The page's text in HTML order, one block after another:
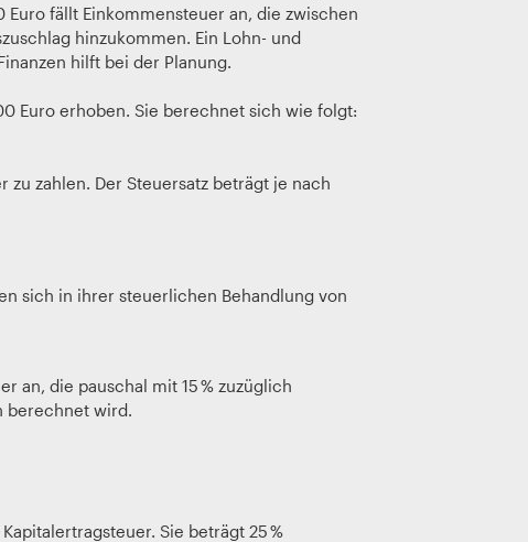
fällt Einkommensteuer an, die zwischen
hinzukommen. Ein Lohn- und
hilft bei der Planung.
Euro erhoben. Sie berechnet sich wie folgt:
zu zahlen. Der Steuersatz beträgt je nach
sich in ihrer steuerlichen Behandlung von
an, die pauschal mit 15 % zuzüglich
berechnet wird.
Sie beträgt 25 %